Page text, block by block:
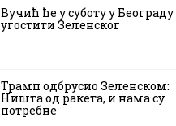
Вучић ће у суботу у Београду
угостити Зеленског
Трамп одбрусио Зеленском:
Ништа од ракета, и нама су
потребне